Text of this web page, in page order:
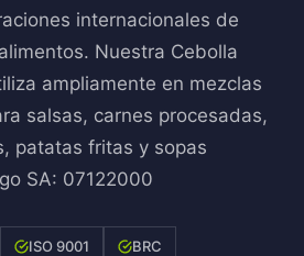
internacionales de
Nuestra Cebolla
ampliamente en mezclas
salsas, carnes procesadas,
patatas fritas y sopas
SA: 07122000
ISO 9001 BRC